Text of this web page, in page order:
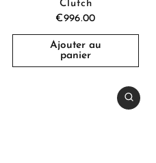
Clutch
€996.00
Ajouter au
panier